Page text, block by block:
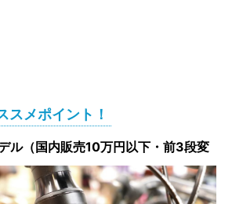
スメポイント！
ル（国内販売10万円以下・前3段変